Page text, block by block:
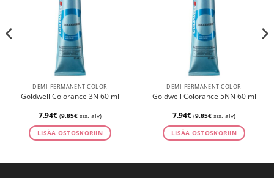
DEMI-PERMANENT COLOR
Goldwell Colorance 3N 60 ml
7.94€ (9.85€ sis. alv)
LISÄÄ OSTOSKORIIN
DEMI-PERMANENT COLOR
Goldwell Colorance 5NN 60 ml
7.94€ (9.85€ sis. alv)
LISÄÄ OSTOSKORIIN